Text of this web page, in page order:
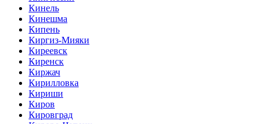
Кинель
Кинешма
Кипень
Киргиз-Мияки
Киреевск
Киренск
Киржач
Кирилловка
Кириши
Киров
Кировград